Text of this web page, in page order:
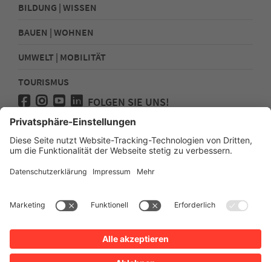
BILDUNG | WISSEN
BAUEN | WOHNEN
UMWELT | MOBILITÄT
TOURISMUS
FOLGEN SIE UNS!
Presse
Kontakt
Impressum
Sitemap